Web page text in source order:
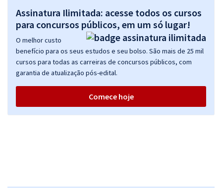
Assinatura Ilimitada: acesse todos os cursos
para concursos públicos, em um só lugar!
O melhor custo
benefício para os seus estudos e seu bolso. São mais de 25 mil
cursos para todas as carreiras de concursos públicos, com
garantia de atualização pós-edital.
Comece hoje